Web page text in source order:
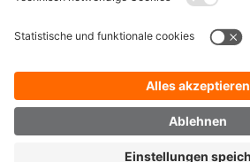
Von-Siemens-Str. 20
D-48691 Vreden
T + 49 (0) 25 64 68 - 0
F + 49 (0) 25 64 68 -120